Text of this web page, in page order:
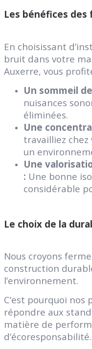
Les bénéfices
En choisissant
bruit dans votre
Auxerre, vous
Un sommeil
nuisances
éliminées.
Une
travailliez chez
un
Une
: Une bonne
considérable
Le choix de la
Nous croyons
construction
l’environnement.
C’est pourquoi
répondre aux
matière de
d’écoresponsabilité.